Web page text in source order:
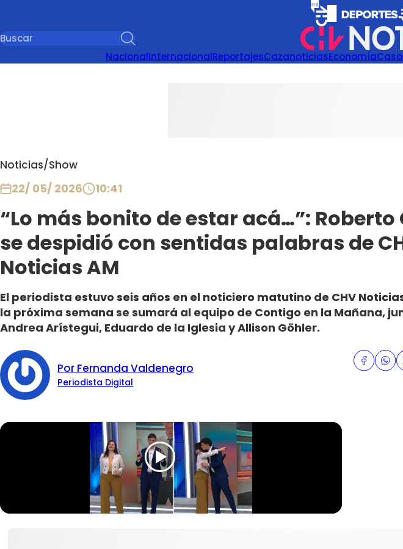
NacionalInternacionalReportajesCazanoticiasEconomía
Noticias/Show
22/ 05/ 2026 10:41
“Lo más bonito de estar acá…”: Roberto
se despidió con sentidas palabras de
Noticias AM
El periodista estuvo seis años en el noticiero matutino de CHV
la próxima semana se sumará al equipo de Contigo en la Mañana,
Andrea Arístegui, Eduardo de la Iglesia y Allison Göhler.
Por Fernanda Valdenegro
Periodista Digital